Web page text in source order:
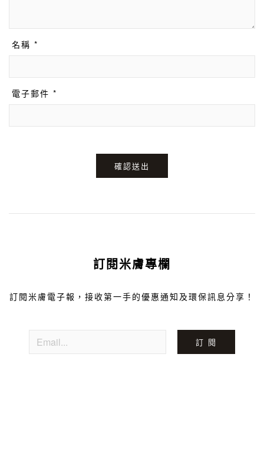
名稱 *
電子郵件 *
確認送出
訂閱米膚專欄
訂閱米膚電子報，接收第一手的優惠通知及環保訊息分享！
訂 閱